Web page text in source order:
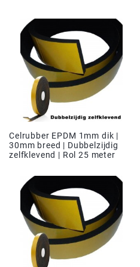
Celrubber EPDM 1mm dik |
30mm breed | Dubbelzijdig
zelfklevend | Rol 25 meter